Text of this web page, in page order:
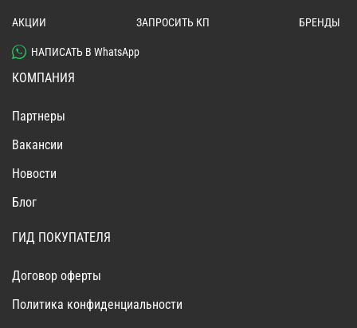
АКЦИИ ЗАПРОСИТЬ КП БРЕНДЫ
НАПИСАТЬ В WhatsApp
КОМПАНИЯ
Партнеры
Вакансии
Новости
Блог
ГИД ПОКУПАТЕЛЯ
Договор оферты
Политика конфиденциальности